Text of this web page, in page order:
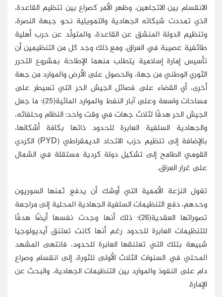
الانقسام بين الاتجاهين. وظهر الأمر كصراع بين تنظيم القاعدة،
الذي تمددت شبكاته الجهادية والتمويلية نحو جبهة النصرة،
وتنظيم الدولة المنشق عن القاعدة، والمتولِّد عن حرب أهلية
طائفية عصيبة في العراق. ومع ذلك وجد كل من التنظيمين أن
تأسيس إمارة إسلامية يتطلب منهما الإطاحة بمشروع التحرر
الثوري الوطني من جهة، والحصول على الأرض والموارد من جهة
أخرى، أي القضاء على فصائل الجيش الحر التي تسيطر على
مساحات واسعة وعلى آبار النفط والموارد المائية(25)؛ ما جعل
الجيش الحر هدفًا لثلاث جهات في وقت واحد: النظام وحلفائه،
والجهادية السلفية العابرة للحدود ذاتها بكافة أشكالها،
بالإضافة إلى تنظيم حزب الاتحاد الديمقراطي (PYD) الكردي
القومي الطامح إلى تشكيل دولة كردية مستقلة في الشمال
على غرار العراق.
تغول النزعة الأممية التي أوشك أن يدفع ثمنها السوريون
وحدهم، دفع التنظيمات السلفية الجهادية المحلية إلى مراجعة
تصوراتها العقدية(26)؛ ذلك أنها وجدت نفسها أيضًا هدفًا
للتنظيمات العابرة للحدود رغم أنها كانت تعتنق أيديولوجيا
شبيهة بتلك التي تعتنقها العابرة للحدود، فانتهى المشهد
المحلي في السنوات الثلاث الأولى للثورة، إلى انقسام وصراع
دام على النفوذ والموارد بين التنظيمات الجهادية، والبحث عن
الإمارة.